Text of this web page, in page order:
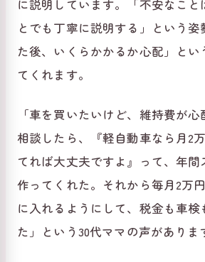
に説明しています。「不安なこと
とでも丁寧に説明する」という姿
た後、いくらかかるか心配」とい
てくれます。
「車を買いたいけど、維持費が
相談したら、『軽自動車なら月2
てれば大丈夫ですよ』って、年
作ってくれた。それから毎月2万
に入れるようにして、税金も車検
た」という30代ママの声がありま